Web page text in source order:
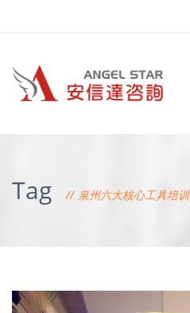
Tag 泉州六大核心工具培训